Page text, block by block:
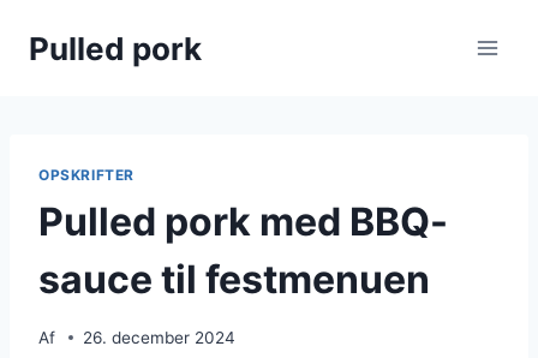
Pulled pork
OPSKRIFTER
Pulled pork med BBQ-
sauce til festmenuen
Af 26. december 2024